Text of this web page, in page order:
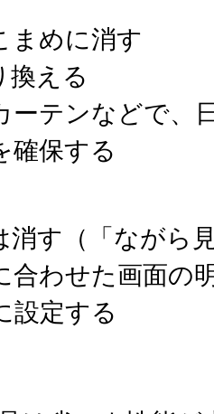
まめに消す
換える
ーテンなどで、
確保する
消す（「ながら
合わせた画面の
設定する